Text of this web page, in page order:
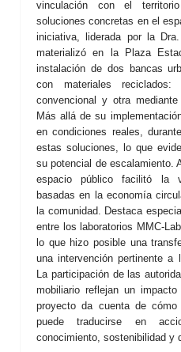
vinculación con el
soluciones concretas en el
iniciativa, liderada por la
materializó en la Plaza
instalación de dos bancas
con materiales
convencional y otra
Más allá de su
en condiciones reales,
estas soluciones, lo que
su potencial de escalamiento.
espacio público facilitó la
basadas en la economía
la comunidad. Destaca
entre los laboratorios MMC-
lo que hizo posible una
una intervención pertinente a
La participación de las
mobiliario reflejan un
proyecto da cuenta de
puede traducirse en
conocimiento, sostenibilidad y